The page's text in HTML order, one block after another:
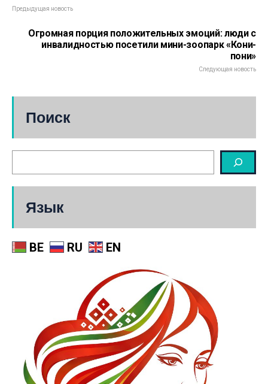
Предыдущая новость
Огромная порция положительных эмоций: люди с
инвалидностью посетили мини-зоопарк «Кони-
пони»
Следующая новость
Поиск
Язык
BE RU EN